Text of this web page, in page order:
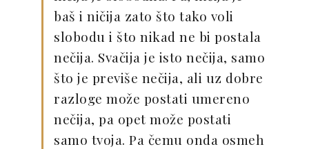
baš i ničija zato što tako voli
slobodu i što nikad ne bi postala
nečija. Svačija je isto nečija, samo
što je previše nečija, ali uz dobre
razloge može postati umereno
nečija, pa opet može postati
samo tvoja. Pa čemu onda osmeh